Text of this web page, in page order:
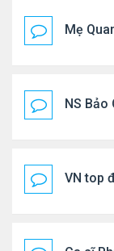
Mẹ
NS Bảo
VN top